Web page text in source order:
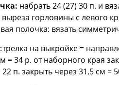
набрать 24 (27) 30 п. и
горловины с левого
полочка: вязать
на выкройке =
= 34 р. от наборного края
п. закрыть через 31,5 см